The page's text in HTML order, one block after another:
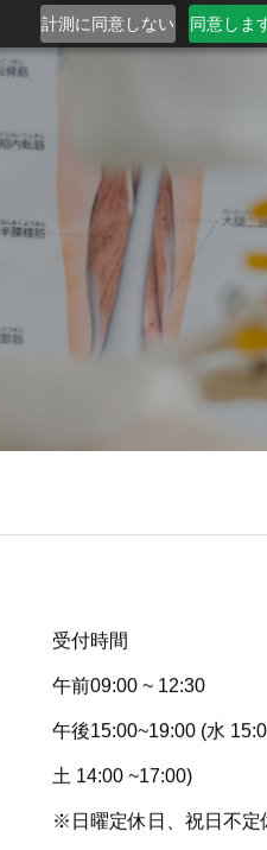
計測に同意しない 同意しま
受付時間
午前09:00 ~ 12:30
午後15:00~19:00 (水
土 14:00 ~17:00)
※日曜定休日、祝日不定